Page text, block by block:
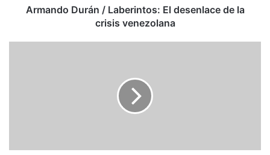
venezolana
Armando Durán / Laberintos: El desenlace de la
crisis venezolana
del